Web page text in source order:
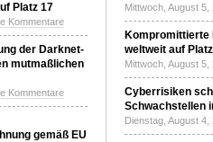
Platz 17
Kommentare
der Darknet-
mutmaßlichen
Kommentare
gemäß EU
Mittwoch, August
Kompromittierte
weltweit auf
Mittwoch, August
Cyberrisiken
Schwachstellen
Dienstag, August